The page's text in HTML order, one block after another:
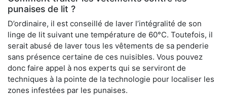
punaises de lit ?
D’ordinaire, il est conseillé de laver l’intégralité de son
linge de lit suivant une température de 60°C. Toutefois, il
serait abusé de laver tous les vêtements de sa penderie
sans présence certaine de ces nuisibles. Vous pouvez
donc faire appel à nos experts qui se serviront de
techniques à la pointe de la technologie pour localiser les
zones infestées par les punaises.